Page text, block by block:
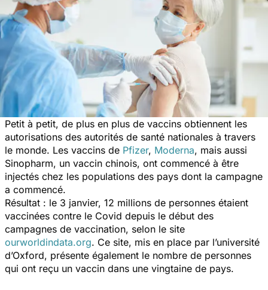
Petit à petit, de plus en plus de vaccins obtiennent les
autorisations des autorités de santé nationales à travers
le monde. Les vaccins de Pfizer, Moderna, mais aussi
Sinopharm, un vaccin chinois, ont commencé à être
injectés chez les populations des pays dont la campagne
a commencé.
Résultat : le 3 janvier, 12 millions de personnes étaient
vaccinées contre le Covid depuis le début des
campagnes de vaccination, selon le site
ourworldindata.org. Ce site, mis en place par l’université
d’Oxford, présente également le nombre de personnes
qui ont reçu un vaccin dans une vingtaine de pays.